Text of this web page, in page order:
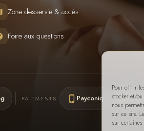
Pour offrir
stocker et/
nous
sur ce site.
sur
Zone desservie & accès
Foire aux questions
PAIEMENTS Payconiq Cash